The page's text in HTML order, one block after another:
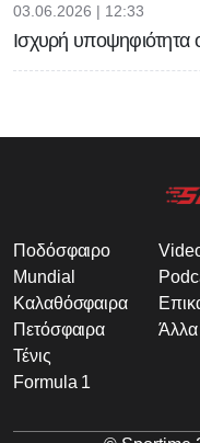
03.06.2026 | 12:33
Ισχυρή υποψηφιότητα
Ποδόσφαιρο
Mundial
Καλαθόσφαιρα
Πετόσφαιρα
Τένις
Formula 1
Άλλα